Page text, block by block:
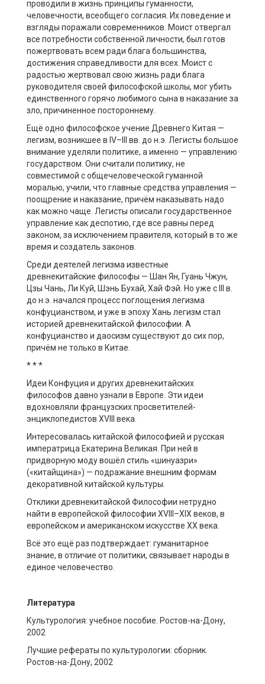
проводили в жизнь принципы гуманности,
человечности, всеобщего согласия. Их поведение и
взгляды поражали современников. Моист отвергал
все потребности собственной личности, был готов
пожертвовать всем ради блага большинства,
достижения справедливости для всех. Моист с
радостью жертвовал свою жизнь ради блага
руководителя своей философской школы, мог убить
единственного горячо любимого сына в наказание за
зло, причиненное постороннему.
Ещё одно философское учение Древнего Китая —
легизм, возникшее в IV–III вв. до н.э. Легисты большое
внимание уделяли политике, а именно — управлению
государством. Они считали политику, не
совместимой с общечеловеческой гуманной
моралью, учили, что главные средства управления —
поощрение и наказание, причём наказывать надо
как можно чаще. Легисты описали государственное
управление как деспотию, где все равны перед
законом, за исключением правителя, который в то же
время и создатель законов.
Среди деятелей легизма известные
древнекитайские философы — Шан Ян, Гуань Чжун,
Цзы Чань, Ли Куй, Шэнь Бухай, Хай Фэй. Но уже с III в.
до н.э. начался процесс поглощения легизма
конфуцианством, и уже в эпоху Хань легизм стал
историей древнекитайской философии. А
конфуцианство и даосизм существуют до сих пор,
причём не только в Китае.
* * *
Идеи Конфуция и других древнекитайских
философов давно узнали в Европе. Эти идеи
вдохновляли французских просветителей-
энциклопедистов XVIII века.
Интересовалась китайской философией и русская
императрица Екатерина Великая. При ней в
придворную моду вошёл стиль «шинуазри»
(«китайщина») — подражание внешним формам
декоративной китайской культуры.
Отклики древнекитайской Философии нетрудно
найти в европейской философии XVIII–XIX веков, в
европейском и американском искусстве ХХ века.
Всё это ещё раз подтверждает: гуманитарное
знание, в отличие от политики, связывает народы в
единое человечество.
Литература
Культурология: учебное пособие. Ростов-на-Дону,
2002
Лучшие рефераты по культурологии: сборник.
Ростов-на-Дону, 2002